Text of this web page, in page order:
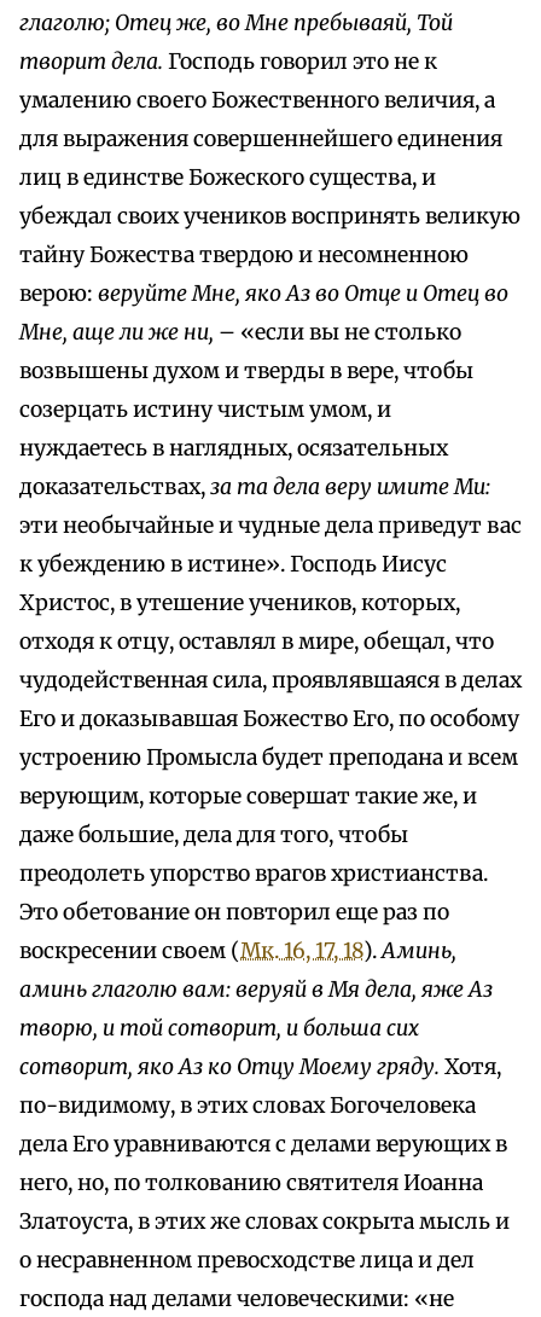
глаголю; Отец же, во Мне пребываяй, Той
творит дела. Господь говорил это не к
умалению своего Божественного величия, а
для выражения совершеннейшего единения
лиц в единстве Божеского существа, и
убеждал своих учеников воспринять великую
тайну Божества твердою и несомненною
верою: веруйте Мне, яко Аз во Отце и Отец во
Мне, аще ли же ни, – «если вы не столько
возвышены духом и тверды в вере, чтобы
созерцать истину чистым умом, и
нуждаетесь в наглядных, осязательных
доказательствах,за та дела веру имите Ми:
эти необычайные и чудные дела приведут вас
к убеждению в истине». Господь Иисус
Христос, в утешение учеников, которых,
отходя к отцу, оставлял в мире, обещал, что
чудодейственная сила, проявлявшаяся в делах
Его и доказывавшая Божество Его, по особому
устроению Промысла будет преподана и всем
верующим, которые совершат такие же, и
даже большие, дела для того, чтобы
преодолеть упорство врагов христианства.
Это обетование он повторил еще раз по
воскресении своем (Мк. 16, 17, 18).Аминь,
аминь глаголю вам: веруяй в Мя дела, яже Аз
творю, и той сотворит, и больша сих
сотворит, яко Аз ко Отцу Моему гряду. Хотя,
по-видимому, в этих словах Богочеловека
дела Его уравниваются с делами верующих в
него, но, по толкованию святителя Иоанна
Златоуста, в этих же словах сокрыта мысль и
о несравненном превосходстве лица и дел
господа над делами человеческими: «не